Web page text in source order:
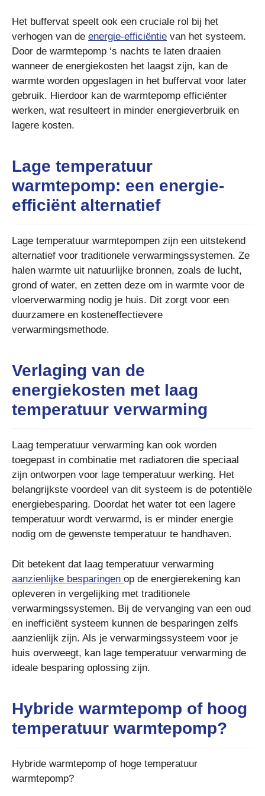
Het buffervat speelt ook een cruciale rol bij het
verhogen van de energie-efficiëntie van het systeem.
Door de warmtepomp ‘s nachts te laten draaien
wanneer de energiekosten het laagst zijn, kan de
warmte worden opgeslagen in het buffervat voor later
gebruik. Hierdoor kan de warmtepomp efficiënter
werken, wat resulteert in minder energieverbruik en
lagere kosten.
Lage temperatuur
warmtepomp: een energie-
efficiënt alternatief
Lage temperatuur warmtepompen zijn een uitstekend
alternatief voor traditionele verwarmingssystemen. Ze
halen warmte uit natuurlijke bronnen, zoals de lucht,
grond of water, en zetten deze om in warmte voor de
vloerverwarming nodig je huis. Dit zorgt voor een
duurzamere en kosteneffectievere
verwarmingsmethode.
Verlaging van de
energiekosten met laag
temperatuur verwarming
Laag temperatuur verwarming kan ook worden
toegepast in combinatie met radiatoren die speciaal
zijn ontworpen voor lage temperatuur werking. Het
belangrijkste voordeel van dit systeem is de potentiële
energiebesparing. Doordat het water tot een lagere
temperatuur wordt verwarmd, is er minder energie
nodig om de gewenste temperatuur te handhaven.
Dit betekent dat laag temperatuur verwarming
aanzienlijke besparingen op de energierekening kan
opleveren in vergelijking met traditionele
verwarmingssystemen. Bij de vervanging van een oud
en inefficiënt systeem kunnen de besparingen zelfs
aanzienlijk zijn. Als je verwarmingssysteem voor je
huis overweegt, kan lage temperatuur verwarming de
ideale besparing oplossing zijn.
Hybride warmtepomp of hoog
temperatuur warmtepomp?
Hybride warmtepomp of hoge temperatuur
warmtepomp?